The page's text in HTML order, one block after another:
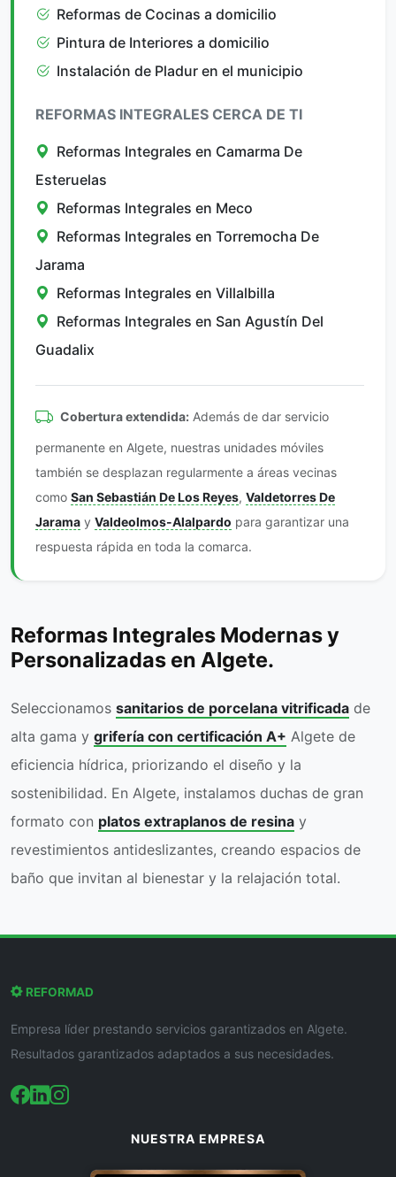
Reformas de Cocinas a domicilio
Pintura de Interiores a domicilio
Instalación de Pladur en el municipio
REFORMAS INTEGRALES CERCA DE TI
Reformas Integrales en Camarma De
Esteruelas
Reformas Integrales en Meco
Reformas Integrales en Torremocha De
Jarama
Reformas Integrales en Villalbilla
Reformas Integrales en San Agustín Del
Guadalix
Cobertura extendida: Además de dar servicio
permanente en Algete, nuestras unidades móviles
también se desplazan regularmente a áreas vecinas
como San Sebastián De Los Reyes, Valdetorres De
Jarama y Valdeolmos-Alalpardo para garantizar una
respuesta rápida en toda la comarca.
Reformas Integrales Modernas y
Personalizadas en Algete.
Seleccionamos sanitarios de porcelana vitrificada de
alta gama y grifería con certificación A+ Algete de
eficiencia hídrica, priorizando el diseño y la
sostenibilidad. En Algete, instalamos duchas de gran
formato con platos extraplanos de resina y
revestimientos antideslizantes, creando espacios de
baño que invitan al bienestar y la relajación total.
REFORMAD
Empresa líder prestando servicios garantizados en Algete.
Resultados garantizados adaptados a sus necesidades.
NUESTRA EMPRESA